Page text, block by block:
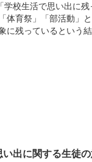
校生活で思い出に
体育祭」「部活動」
に残っているという
出に関する生徒の